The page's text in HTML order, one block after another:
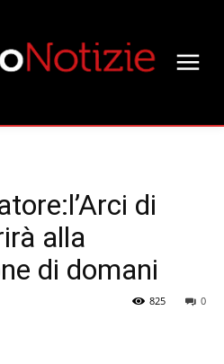
di
alla
di domani
0
825